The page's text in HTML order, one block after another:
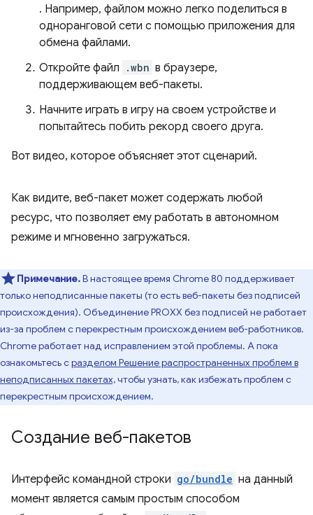
. Например, файлом можно легко поделиться в
одноранговой сети с помощью приложения для
обмена файлами.
Откройте файл
.wbn в браузере,
поддерживающем веб-пакеты.
Начните играть в игру на своем устройстве и
попытайтесь побить рекорд своего друга.
Вот видео, которое объясняет этот сценарий.
Как видите, веб-пакет может содержать любой
ресурс, что позволяет ему работать в автономном
режиме и мгновенно загружаться.
Примечание.В настоящее время Chrome 80 поддерживает
только неподписанные пакеты (то есть веб-пакеты без подписей
происхождения). Объединение PROXX без подписей не работает
из-за проблем с перекрестным происхождением веб-работников.
Chrome работает над исправлением этой проблемы. А пока
ознакомьтесь сразделом Решение распространенных проблем в
неподписанных пакетах,чтобы узнать, как избежать проблем с
перекрестным происхождением.
Создание веб-пакетов
Интерфейс командной строки go/bundle на данный
момент является самым простым способом